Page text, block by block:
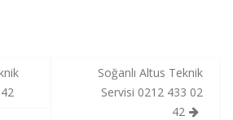
Soğanlı Altus Teknik
Servisi 0212 433 02
42